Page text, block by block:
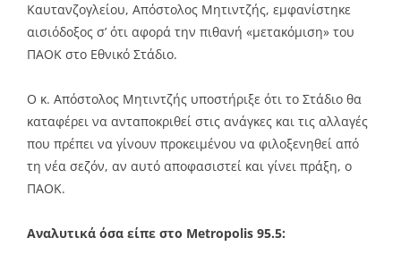
Καυτανζογλείου, Απόστολος Μητιντζής, εμφανίστηκε
αισιόδοξος σ’ ότι αφορά την πιθανή «μετακόμιση» του
ΠΑΟΚ στο Εθνικό Στάδιο.
Ο κ. Απόστολος Μητιντζής υποστήριξε ότι το Στάδιο θα
καταφέρει να ανταποκριθεί στις ανάγκες και τις αλλαγές
που πρέπει να γίνουν προκειμένου να φιλοξενηθεί από
τη νέα σεζόν, αν αυτό αποφασιστεί και γίνει πράξη, ο
ΠΑΟΚ.
Αναλυτικά όσα είπε στο Metropolis 95.5: